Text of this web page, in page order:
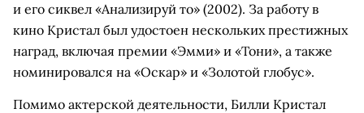
и его сиквел «Анализируй то» (2002). За работу в
кино Кристал был удостоен нескольких престижных
наград, включая премии «Эмми» и «Тони», а также
номинировался на «Оскар» и «Золотой глобус».
Помимо актерской деятельности, Билли Кристал